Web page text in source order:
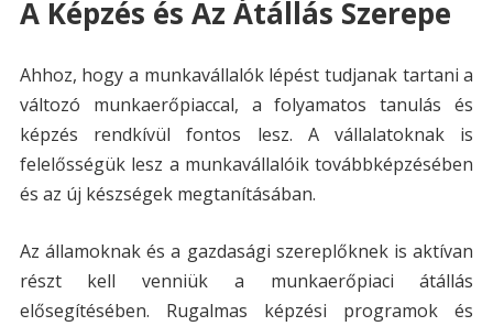
A Képzés és Az Átállás Szerepe
Ahhoz, hogy a munkavállalók lépést tudjanak tartani a
változó munkaerőpiaccal, a folyamatos tanulás és
képzés rendkívül fontos lesz. A vállalatoknak is
felelősségük lesz a munkavállalóik továbbképzésében
és az új készségek megtanításában.
Az államoknak és a gazdasági szereplőknek is aktívan
részt kell venniük a munkaerőpiaci átállás
elősegítésében. Rugalmas képzési programok és